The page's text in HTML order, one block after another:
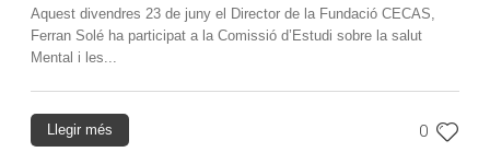
Aquest divendres 23 de juny el Director de la Fundació CECAS,
Ferran Solé ha participat a la Comissió d’Estudi sobre la salut
Mental i les...
0
Llegir més